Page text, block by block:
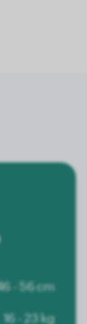
- 56 cm
16 - 23 kg